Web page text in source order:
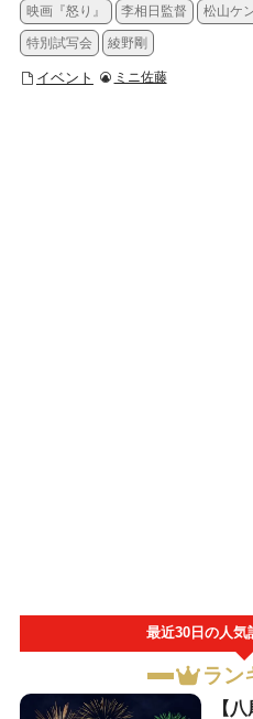
映画『怒り』 李相日監督 松山ケ
特別試写会 綾野剛
イベント ミニ佐藤
最近30日の人気
ラン
【